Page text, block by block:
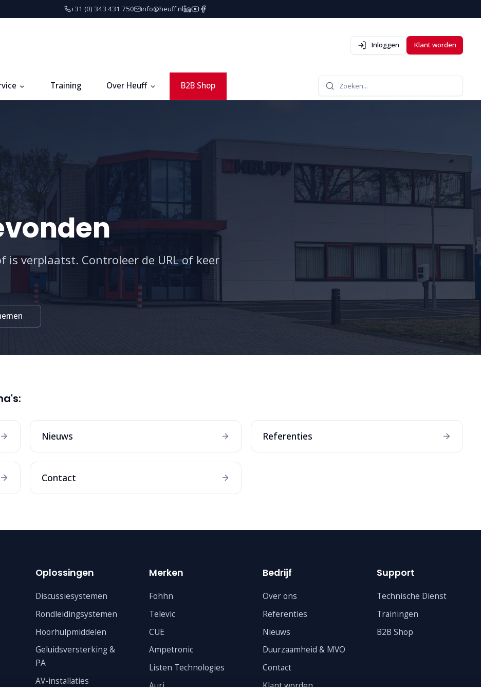
+31 (0) 343 431 750 info@heuff.nl
Inloggen Klant worden
Training Over Heuff B2B Shop Zoeken...
is verplaatst. Controleer de URL of keer
Nieuws Referenties
Contact
Oplossingen
Discussiesystemen
Rondleidingsystemen
Hoorhulpmiddelen
Geluidsversterking &
PA
AV-installaties
Merken
Fohhn
Televic
CUE
Ampetronic
Listen Technologies
Auri
Bedrijf
Over ons
Referenties
Nieuws
Duurzaamheid & MVO
Contact
Klant worden
Support
Technische Dienst
Trainingen
B2B Shop